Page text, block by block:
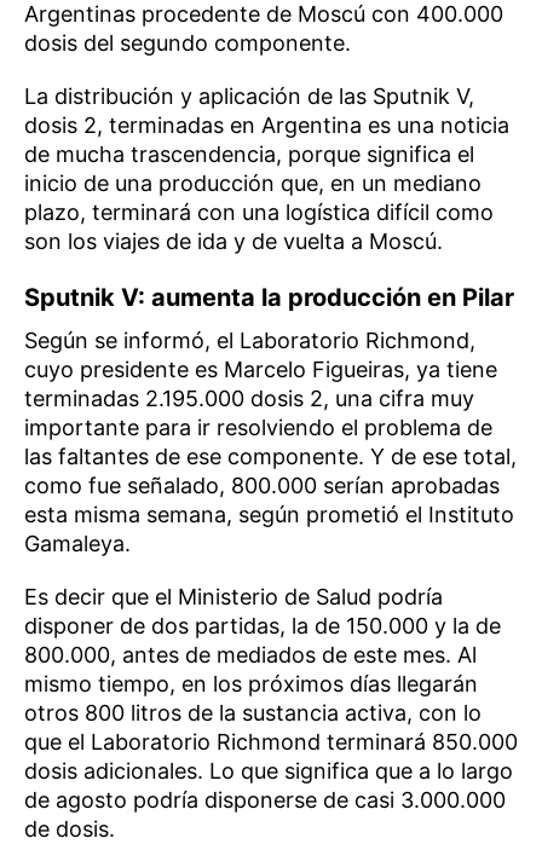
Argentinas procedente de Moscú con 400.000
dosis del segundo componente.
La distribución y aplicación de las Sputnik V,
dosis 2, terminadas en Argentina es una noticia
de mucha trascendencia, porque significa el
inicio de una producción que, en un mediano
plazo, terminará con una logística difícil como
son los viajes de ida y de vuelta a Moscú.
Sputnik V: aumenta la producción en Pilar
Según se informó, el Laboratorio Richmond,
cuyo presidente es Marcelo Figueiras, ya tiene
terminadas 2.195.000 dosis 2, una cifra muy
importante para ir resolviendo el problema de
las faltantes de ese componente. Y de ese total,
como fue señalado, 800.000 serían aprobadas
esta misma semana, según prometió el Instituto
Gamaleya.
Es decir que el Ministerio de Salud podría
disponer de dos partidas, la de 150.000 y la de
800.000, antes de mediados de este mes. Al
mismo tiempo, en los próximos días llegarán
otros 800 litros de la sustancia activa, con lo
que el Laboratorio Richmond terminará 850.000
dosis adicionales. Lo que significa que a lo largo
de agosto podría disponerse de casi 3.000.000
de dosis.